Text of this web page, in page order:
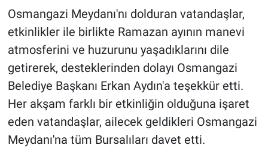
Osmangazi Meydanı'nı dolduran vatandaşlar,
etkinlikler ile birlikte Ramazan ayının manevi
atmosferini ve huzurunu yaşadıklarını dile
getirerek, desteklerinden dolayı Osmangazi
Belediye Başkanı Erkan Aydın'a teşekkür etti.
Her akşam farklı bir etkinliğin olduğuna işaret
eden vatandaşlar, ailecek geldikleri Osmangazi
Meydanı'na tüm Bursalıları davet etti.